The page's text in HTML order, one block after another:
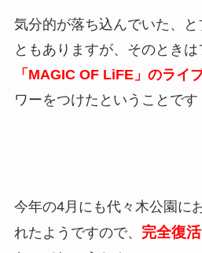
気分的が落ち込んでいた、
ともありますが、そのときは
「MAGIC OF LiFE」のライ
ワーをつけたということです
今年の4月にも代々木公園に
れたようですので、 完全復活